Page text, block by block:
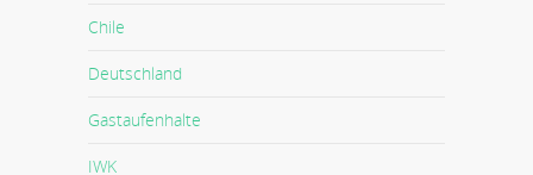
Chile
Deutschland
Gastaufenhalte
IWK